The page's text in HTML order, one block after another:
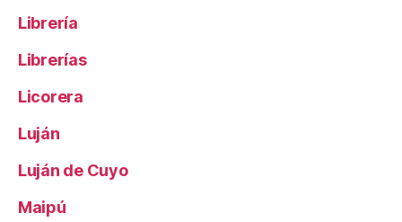
Librería
Librerías
Licorera
Luján
Luján de Cuyo
Maipú